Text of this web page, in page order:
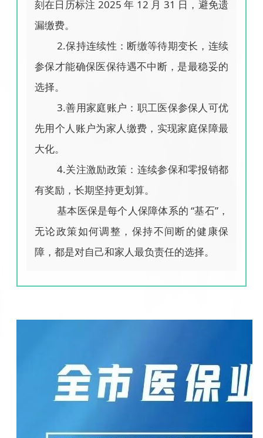
刻在日历标注 2025 年 12 月 31 日，避免遗
漏缴费。
2.保持连续性：断缴等待期变长，连续
参保才能确保医保待遇不中断，是最稳妥的
选择。
3.善用家庭账户：职工医保参保人可优
先用个人账户为家人缴费，实现家庭保障最
大化。
4.关注激励政策：连续参保和零报销都
有奖励，长期坚持更划算。
基本医保是每个人保障体系的 “基石”，
无论政策如何调整，保持不间断的健康保
障，都是对自己和家人最负责任的选择。